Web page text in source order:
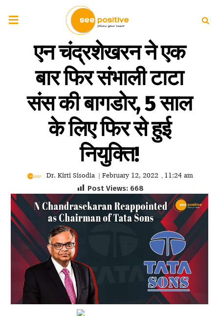
एन चंद्रशेखरन ने एक
बार फिर संभाली टाटा
संस की बागडोर, 5 साल
के लिए फिर से हुई
नियुक्ति!
Dr. Kirti Sisodia | February 12, 2022 , 11:24 am
Post Views: 668